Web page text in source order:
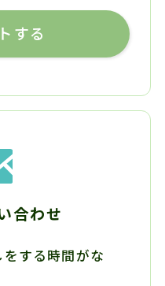
する
合わせ
する時間がな